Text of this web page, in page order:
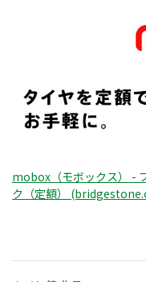
mobox（モボックス） -
ク（定額）